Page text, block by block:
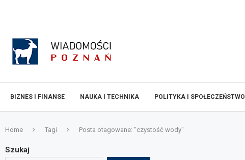
BIZNES I FINANSE NAUKA I TECHNIKA POLITYKA I SPOŁECZEŃSTWO
Home Tagi Posta otagowane: "czystość wody"
Szukaj